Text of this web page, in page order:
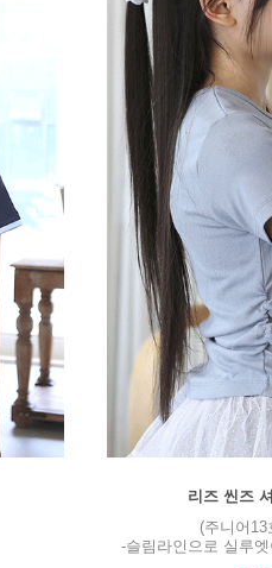
리즈 씬즈
(주니어13
-슬림라인으로 실루